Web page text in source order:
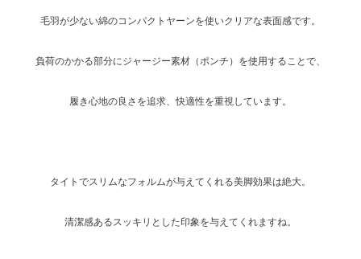
毛羽が少ない綿のコンパクトヤーンを使いクリアな表面感です。
負荷のかかる部分にジャージー素材（ポンチ）を使用することで、
履き心地の良さを追求、快適性を重視しています。
タイトでスリムなフォルムが与えてくれる美脚効果は絶大。
清潔感あるスッキリとした印象を与えてくれますね。